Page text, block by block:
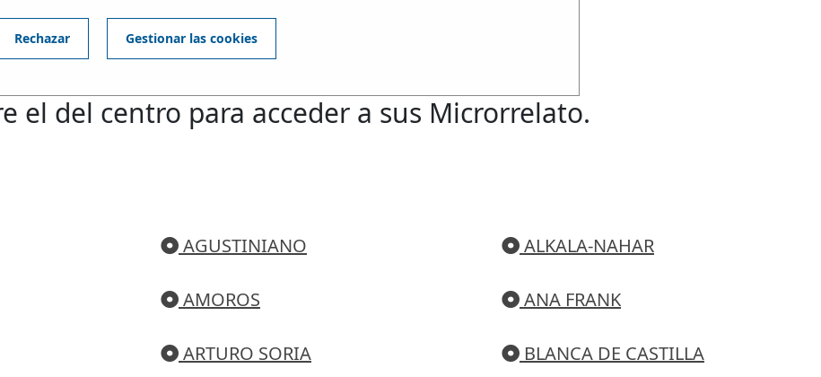
Edición 2024/2025
2: Alumnos de 3 y 4 de ESO
el del centro para acceder a sus Microrrelato.
AGUSTINIANO ALKALA-NAHAR
AMOROS ANA FRANK
ARTURO SORIA BLANCA DE CASTILLA
Rechazar Gestionar las cookies